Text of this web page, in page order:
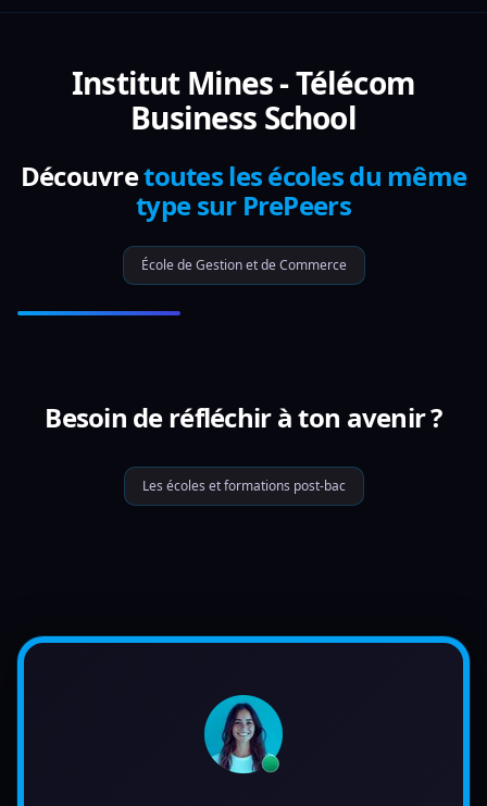
Institut Mines - Télécom
Business School
Découvretoutes les écoles du même
type sur PrePeers
École de Gestion et de Commerce
Besoin de réfléchir à ton avenir ?
Les écoles et formations post-bac